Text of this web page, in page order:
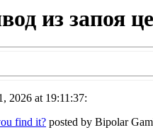
из запоя
2026 at 19:11:37:
find it? posted by Bipolar